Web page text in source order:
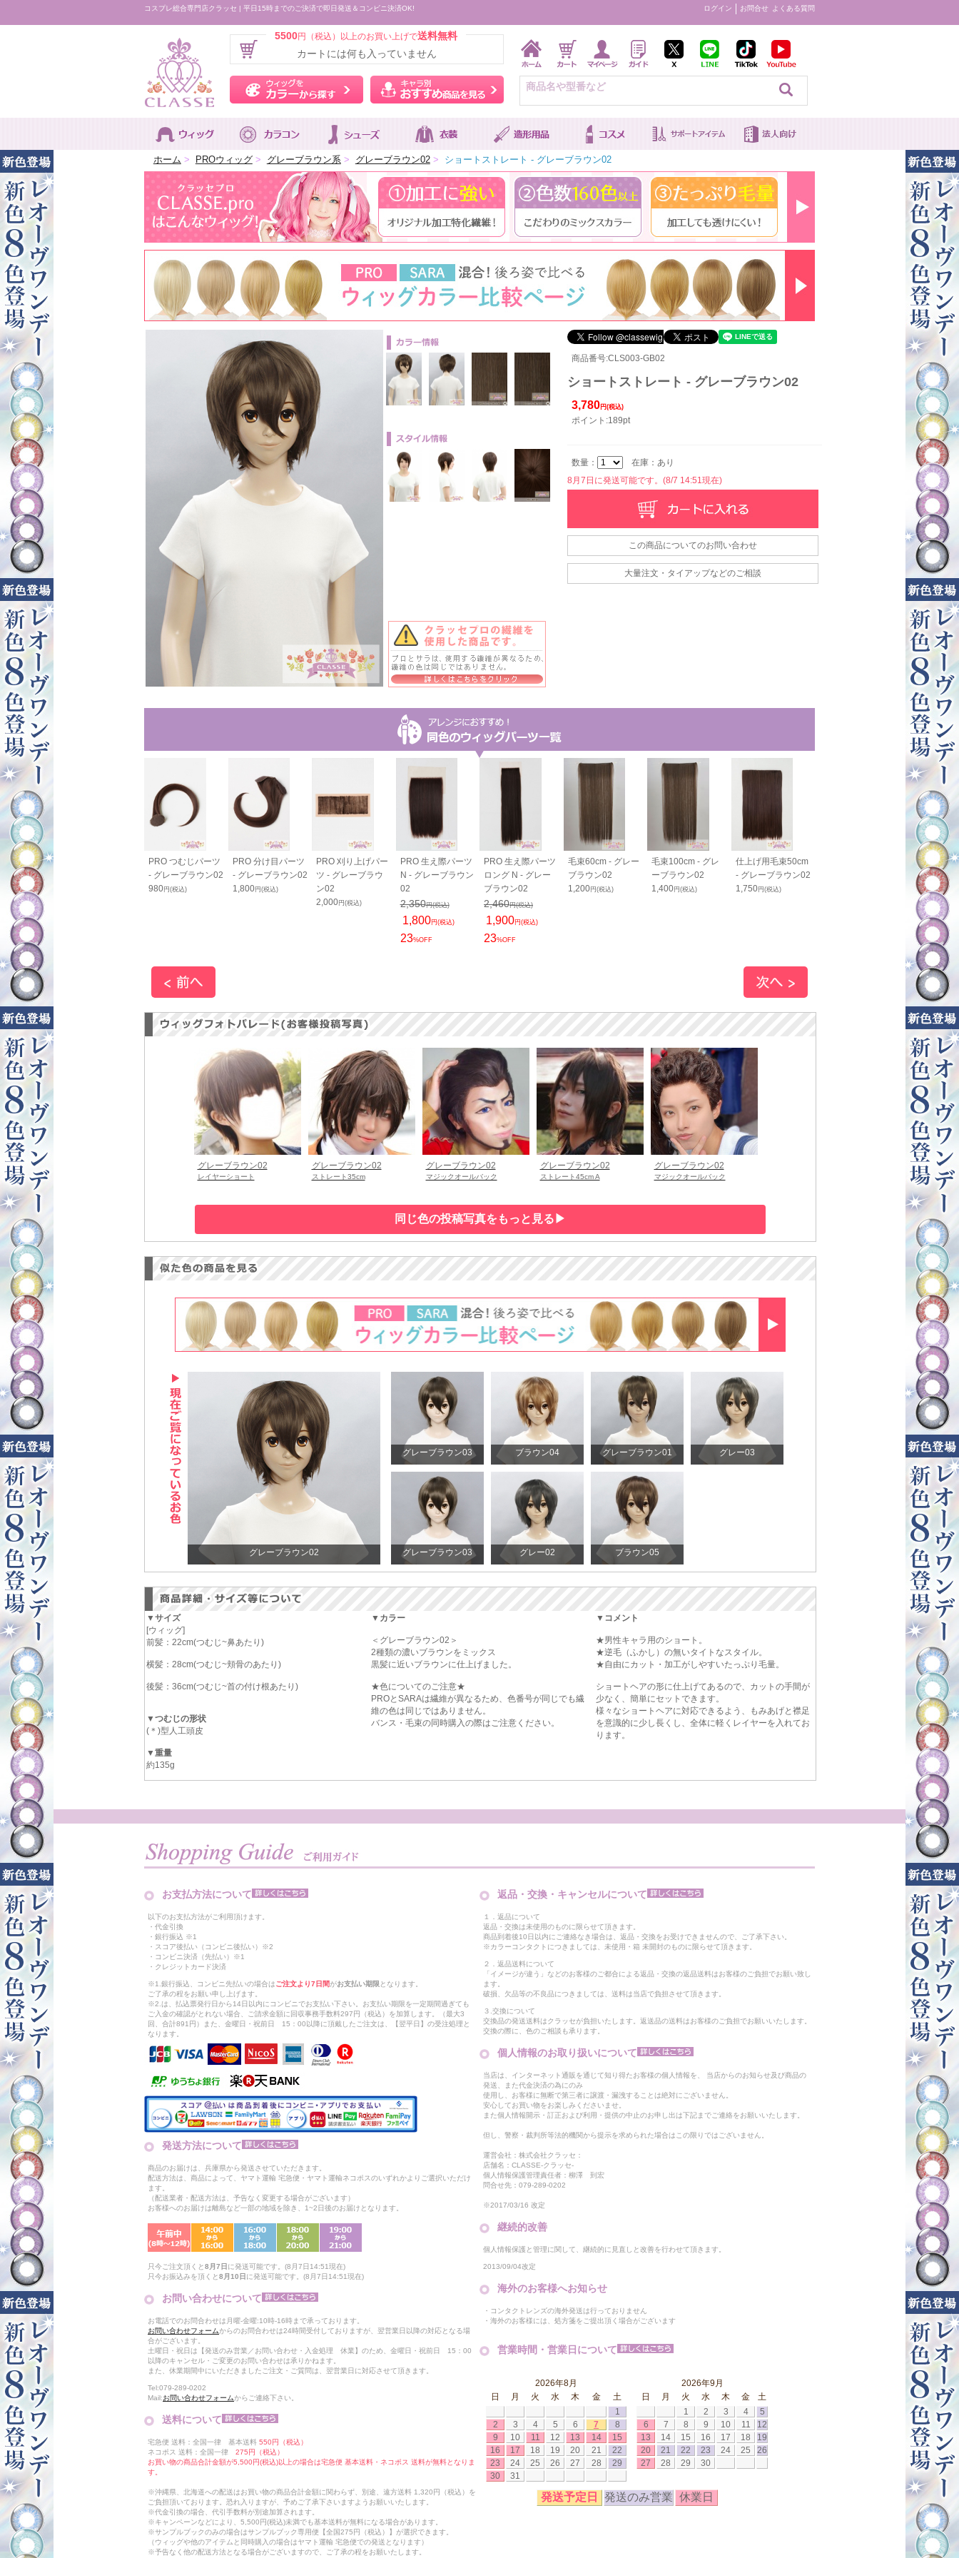
コスプレ総合専門店クラッセ | 平日15時までのご決済で即日発送＆コンビニ決済OK! ログイン お問合せ よくある質問
5500円（税込）以上のお買い上げで送料無料
カートには何も入っていません
ウィッグをカラーから探す キャラ別おすすめ商品を見る
ホーム > PROウィッグ > グレーブラウン系 > グレーブラウン02 > ショートストレート - グレーブラウン02
商品番号:CLS003-GB02
ショートストレート - グレーブラウン02
3,780 円(税込)
ポイント:189pt
数量：
在庫：あり
8月7日に発送可能です。(8/7 14:51現在)
この商品についてのお問い合わせ
大量注文・タイアップなどのご相談
40cm - グレ
ウン02
円(税込)
PRO つむじパーツ
- グレーブラウン02
980円(税込)
PRO 分け目パーツ
- グレーブラウン02
1,800円(税込)
PRO 刈り上げパー
ツ - グレーブラウ
ン02
2,000円(税込)
PRO 生え際パーツ
N - グレーブラウン
02
2,350円(税込)
1,800円(税込)
23%OFF
PRO 生え際パーツ
ロング N - グレー
ブラウン02
2,460円(税込)
1,900円(税込)
23%OFF
毛束60cm - グレー
ブラウン02
1,200円(税込)
毛束100cm - グレ
ーブラウン02
1,400円(税込)
仕上げ用毛束50cm
- グレーブラウン02
1,750円(税込)
バンス80cm -
ーブラウン02
2,050円(税込)
グレーブラウン02
レイヤーショート
グレーブラウン02
ストレート35cm
グレーブラウン02
マジックオールバック
グレーブラウン02
ストレート45cm A
グレーブラウン02
マジックオールバック
グレーブラウン02
グレーブラウン03 ブラウン04 グレーブラウン01 グレー03
グレーブラウン03 グレー02 ブラウン05
▼サイズ
[ウィッグ]
前髪：22cm(つむじ~鼻あたり)
横髪：28cm(つむじ~頬骨のあたり)
後髪：36cm(つむじ~首の付け根あたり)
▼つむじの形状
(＊)型人工頭皮
▼重量
約135g
▼カラー
＜グレーブラウン02＞
2種類の濃いブラウンをミックス
黒髪に近いブラウンに仕上げました。
★色についてのご注意★
PROとSARAは繊維が異なるため、色番号が同じでも繊
維の色は同じではありません。
バンス・毛束の同時購入の際はご注意ください。
▼コメント
★男性キャラ用のショート。
★逆毛（ふかし）の無いタイトなスタイル。
★自由にカット・加工がしやすいたっぷり毛量。
ショートヘアの形に仕上げてあるので、カットの手間が
少なく、簡単にセットできます。
様々なショートヘアに対応できるよう、もみあげと襟足
を意識的に少し長くし、全体に軽くレイヤーを入れてお
ります。
お支払方法について
以下のお支払方法がご利用頂けます。
・代金引換
・銀行振込 ※1
・スコア後払い（コンビニ後払い）※2
・コンビニ決済（先払い）※1
・クレジットカード決済
※1.銀行振込、コンビニ先払いの場合はご注文より7日間がお支払い期限 となります。
ご了承の程をお願い申し上げます。
※2.は、払込票発行日から14日以内にコンビニでお支払い下さい。お支払い期限を一定期間過ぎても
ご入金の確認がとれない場合、ご請求金額に回収事務手数料297円（税込）を加算します。（最大3
回、合計891円）また、金曜日・祝前日 15：00以降に頂戴したご注文は、【翌平日】の受注処理と
なります。
発送方法について
商品のお届けは、兵庫県から発送させていただきます。
配送方法は、商品によって、ヤマト運輸 宅急便・ヤマト運輸ネコポスのいずれかよりご選択いただけ
ます。
（配送業者・配送方法は、予告なく変更する場合がございます）
お客様へのお届けは離島など一部の地域を除き、1~2日後のお届けとなります。
只今ご注文頂くと8月7日 に発送可能です。(8月7日14:51現在)
只今お振込みを頂くと8月10日 に発送可能です。(8月7日14:51現在)
お問い合わせについて
お電話でのお問合わせは月曜-金曜:10時-16時まで承っております。
お問い合わせフォームからのお問合わせは24時間受付しておりますが、翌営業日以降の対応となる場
合がございます。
土曜日・祝日は【発送のみ営業／お問い合わせ・入金処理 休業】のため、金曜日・祝前日 15：00
以降のキャンセル・ご変更のお問い合わせは承りかねます。
また、休業期間中にいただきましたご注文・ご質問は、翌営業日に対応させて頂きます。
Tel:079-289-0202
Mail:お問い合わせフォームからご連絡下さい。
送料について
宅急便 送料：全国一律 基本送料 550円（税込）
ネコポス 送料：全国一律 275円（税込）
お買い物の商品合計金額が5,500円(税込)以上の場合は宅急便 基本送料・ネコポス 送料が無料となりま
す。
※沖縄県、北海道への配送はお買い物の商品合計金額に関わらず、別途、遠方送料 1,320円（税込）を
ご負担頂いております。恐れ入りますが、予めご了承下さいますようお願いいたします。
※代金引換の場合、代引手数料が別途加算されます。
※キャンペーンなどにより、5,500円(税込)未満でも基本送料が無料になる場合があります。
※サンプルブックのみの場合はサンプルブック専用便【全国275円（税込）】が選択できます。
（ウィッグや他のアイテムと同時購入の場合はヤマト運輸 宅急便での発送となります）
※予告なく他の配送方法となる場合がございますので、ご了承の程をお願いたします。
返品・交換・キャンセルについて
１．返品について
返品・交換は未使用のものに限らせて頂きます。
商品到着後10日以内にご連絡なき場合は、返品・交換をお受けできませんので、ご了承下さい。
※カラーコンタクトにつきましては、未使用・箱 未開封のものに限らせて頂きます。
２．返品送料について
「イメージが違う」などのお客様のご都合による返品・交換の返品送料はお客様のご負担でお願い致し
ます。
破損、欠品等の不良品につきましては、送料は当店で負担させて頂きます。
３.交換について
交換品の発送送料はクラッセが負担いたします。返送品の送料はお客様のご負担でお願いいたします。
交換の際に、色のご相談も承ります。
個人情報のお取り扱いについて
当店は、インターネット通販を通じて知り得たお客様の個人情報を、 当店からのお知らせ及び商品の
発送、また代金決済の為にのみ
使用し、お客様に無断で第三者に譲渡・漏洩することは絶対にございません。
安心してお買い物をお楽しみくださいませ。
また個人情報開示・訂正および利用・提供の中止のお申し出は下記までご連絡をお願いいたします。
但し、警察・裁判所等法的機関から提示を求められた場合はこの限りではございません。
運営会社：株式会社クラッセ：
店舗名：CLASSE-クラッセ-
個人情報保護管理責任者：柳澤 到宏
問合せ先：079-289-0202
※2017/03/16 改定
継続的改善
個人情報保護と管理に関して、継続的に見直しと改善を行わせて頂きます。
2013/09/04改定
海外のお客様へお知らせ
・コンタクトレンズの海外発送は行っておりません
・海外のお客様には、処方箋をご提出頂く場合がございます
営業時間・営業日について
2026年8月
日
月 火 水 木 金
土
1
2
3 4 5 6 7
8
9
10 11 12 13 14
15
16
17 18 19 20 21
22
23
24 25 26 27 28
29
30
31
2026年9月
日
月 火 水 木 金
土
1
2 3 4
5
6
7 8 9 10 11
12
13
14 15 16 17 18
19
20
21 22 23 24 25
26
27
28 29 30
発送予定日 発送のみ営業 休業日